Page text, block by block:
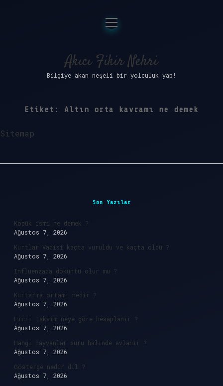
Anasayfa
Gizlilik Politikası
Yasal Uyarı
menüyü
aç
Akıcı Fikir Nehri
Bilgiye akan neşeli bir yolculuk yap!
Etiket: Altın orta kavramı ne demek
Sitemap
Son Yazılar
Köpük ismi ne demek ?
Ağustos 7, 2026
Kurtlar Vadisi kaçta vuruldu ve kaçta öldü ?
Ağustos 7, 2026
Influenzada döküntü olur mu ?
Ağustos 7, 2026
Kurtarma ortamı nedir ?
Ağustos 7, 2026
Hicri takvim neye göre hesaplanır ?
Ağustos 7, 2026
Hangi hayvanlar sürü halinde avlanır ?
Ağustos 7, 2026
Gösterge nedir dil ?
Ağustos 7, 2026